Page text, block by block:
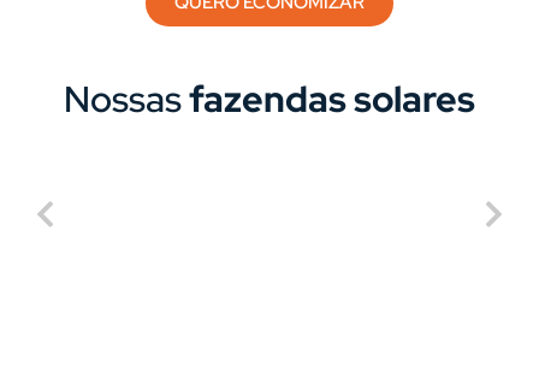
Nossasfazendas solares